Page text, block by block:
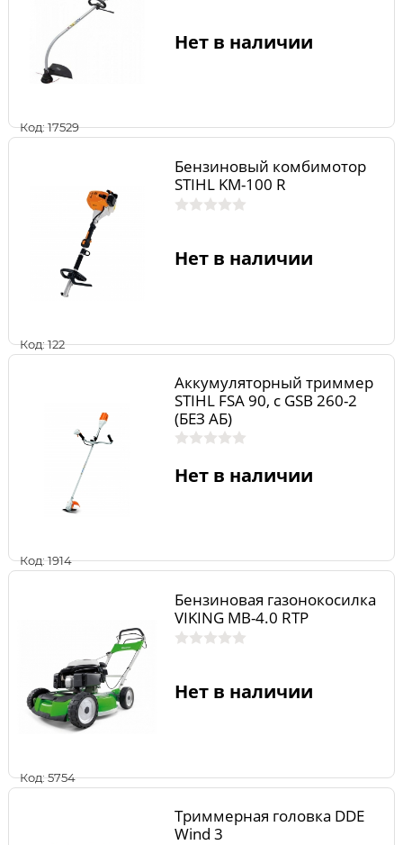
Код: 17529
Нет в наличии
Код: 122
Бензиновый комбимотор
STIHL KM-100 R
Нет в наличии
Код: 1914
Аккумуляторный триммер
STIHL FSA 90, с GSB 260-2
(БЕЗ АБ)
Нет в наличии
Код: 5754
Бензиновая газонокосилка
VIKING МВ-4.0 RTP
Нет в наличии
Триммерная головка DDE
Wind 3